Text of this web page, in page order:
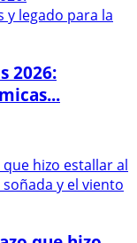
2026: